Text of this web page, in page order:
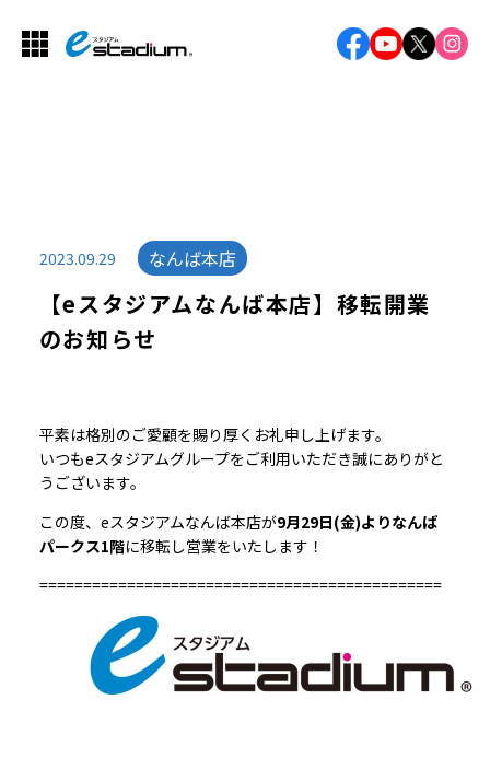
2023.09.29 なんば本店
【eスタジアムなんば本店】移転開業
のお知らせ
平素は格別のご愛顧を賜り厚くお礼申し上げます。
いつもeスタジアムグループをご利用いただき誠にありがと
うございます。
この度、eスタジアムなんば本店が9月29日(金)よりなんば
パークス1階に移転し営業をいたします！
==============================================